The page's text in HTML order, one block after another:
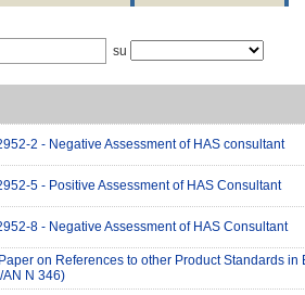
su
2 - Negative Assessment of HAS consultant
5 - Positive Assessment of HAS Consultant
8 - Negative Assessment of HAS Consultant
on References to other Product Standards in
AN N 346)